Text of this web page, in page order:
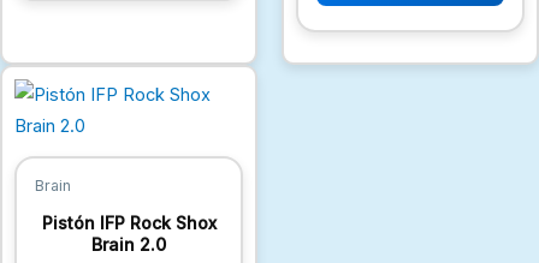
Brain
Pistón IFP Rock Shox
Brain 2.0